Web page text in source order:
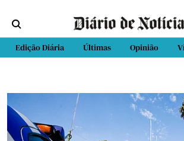
Edição Diária Últimas Opinião